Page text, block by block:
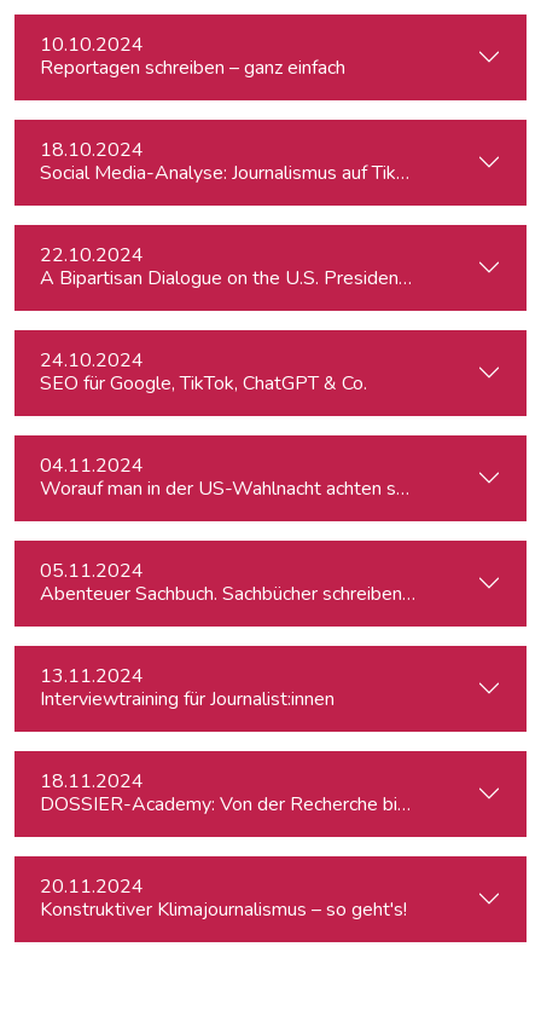
10.10.2024
Reportagen schreiben – ganz einfach
18.10.2024
Social Media-Analyse: Journalismus auf TikTok
22.10.2024
A Bipartisan Dialogue on the U.S. Presidential Elections:
24.10.2024
SEO für Google, TikTok, ChatGPT & Co.
04.11.2024
Worauf man in der US-Wahlnacht achten sollte
05.11.2024
Abenteuer Sachbuch. Sachbücher schreiben für
13.11.2024
Interviewtraining für Journalist:innen
18.11.2024
DOSSIER-Academy: Von der Recherche bis zur
20.11.2024
Konstruktiver Klimajournalismus – so geht's!